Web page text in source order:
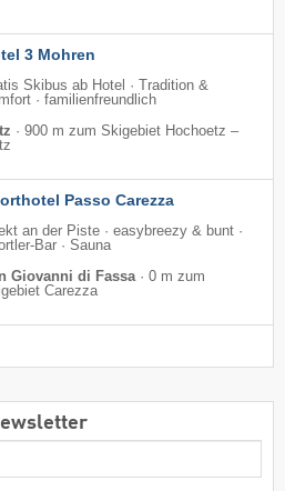
3 Mohren
Skibus ab Hotel · Tradition &
· familienfreundlich
· 900 m zum Skigebiet Hochoetz –
Passo Carezza
an der Piste · easybreezy & bunt ·
Bar · Sauna
Giovanni di Fassa· 0 m zum
Carezza